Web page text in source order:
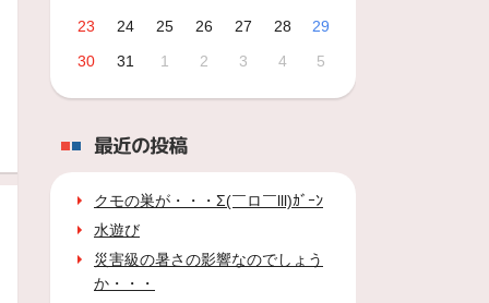
23
24 25 26 27 28
29
30
31 1 2 3 4 5
最近の投稿
クモの巣が・・・Σ(￣ロ￣lll)ｶﾞｰﾝ
水遊び
災害級の暑さの影響なのでしょう
か・・・